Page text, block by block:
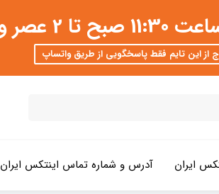
پذیر است
از این تایم فقط پاسخگویی از طریق واتساپ
ایران آدرس و شماره تماس اینتکس ایران